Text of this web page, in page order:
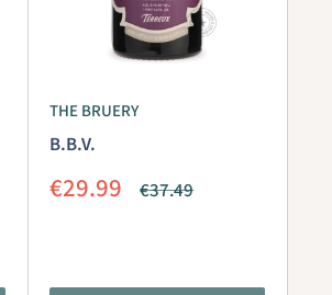
THE BRUERY
B.B.V.
Aanbiedingsprijs
€29.99 Normale
€37.49